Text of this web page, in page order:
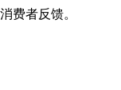
费者反馈。